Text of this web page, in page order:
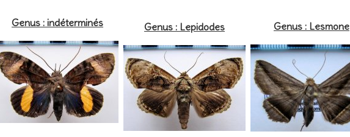
Genus : indéterminés Genus : Lepidodes Genus : Lesmone